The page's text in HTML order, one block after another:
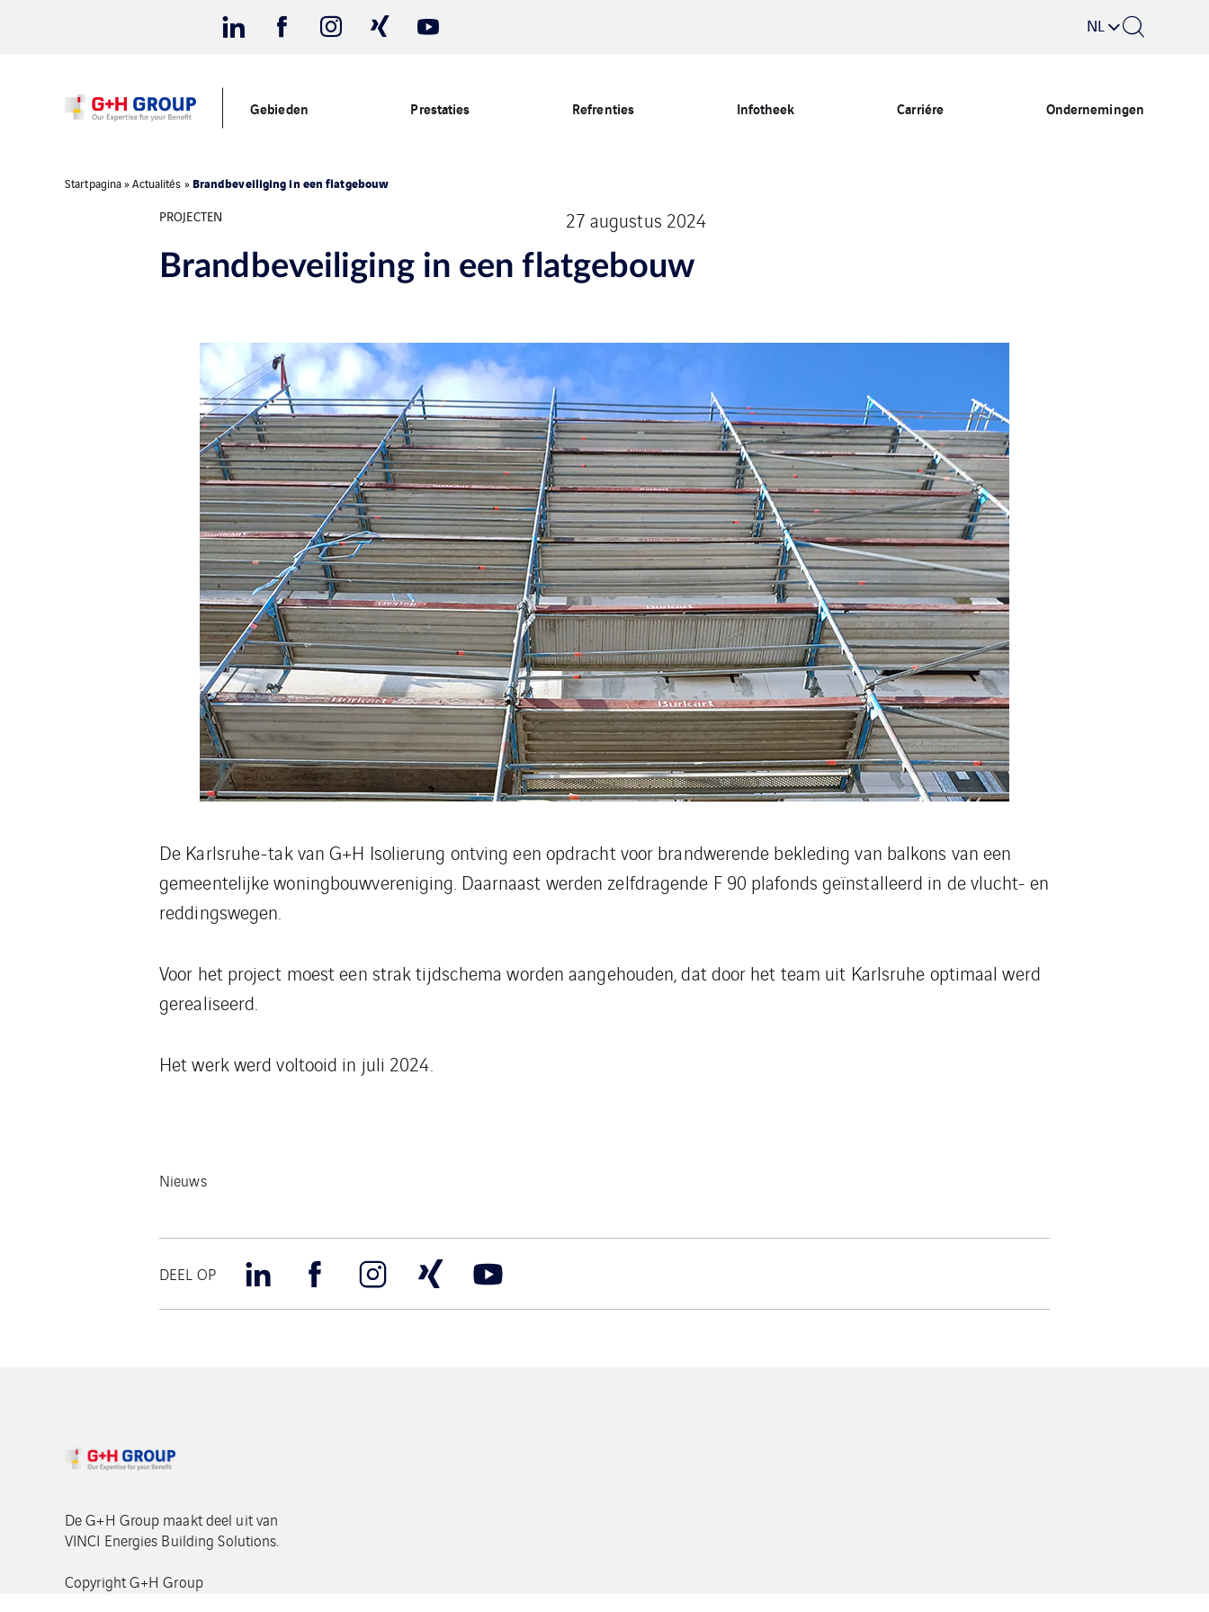
NL
Gebieden Prestaties Refrenties Infotheek Carriére Ondernemingen
Startpagina»Actualités » Brandbeveiliging in een flatgebouw
PROJECTEN
27 augustus 2024
Brandbeveiliging in een flatgebouw
De Karlsruhe-tak van G+H Isolierung ontving een opdracht voor brandwerende bekleding van balkons van een
gemeentelijke woningbouwvereniging. Daarnaast werden zelfdragende F 90 plafonds geïnstalleerd in de vlucht- en
reddingswegen.
Voor het project moest een strak tijdschema worden aangehouden, dat door het team uit Karlsruhe optimaal werd
gerealiseerd.
Het werk werd voltooid in juli 2024.
Nieuws
DEEL OP
De G+H Group maakt deel uit van
VINCI Energies Building Solutions.
Copyright G+H Group